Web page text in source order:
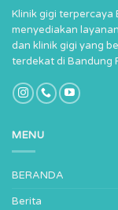
Klinik gigi terpercaya
menyediakan
dan klinik gigi yang
terdekat di Bandung
MENU
BERANDA
Berita